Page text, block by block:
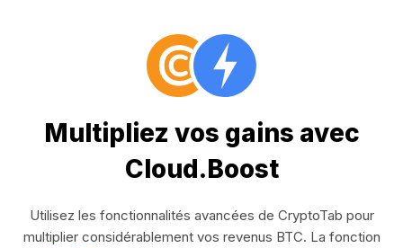
Multipliez vos gains avec
Cloud.Boost
Utilisez les fonctionnalités avancées de CryptoTab pour
multiplier considérablement vos revenus BTC. La fonction